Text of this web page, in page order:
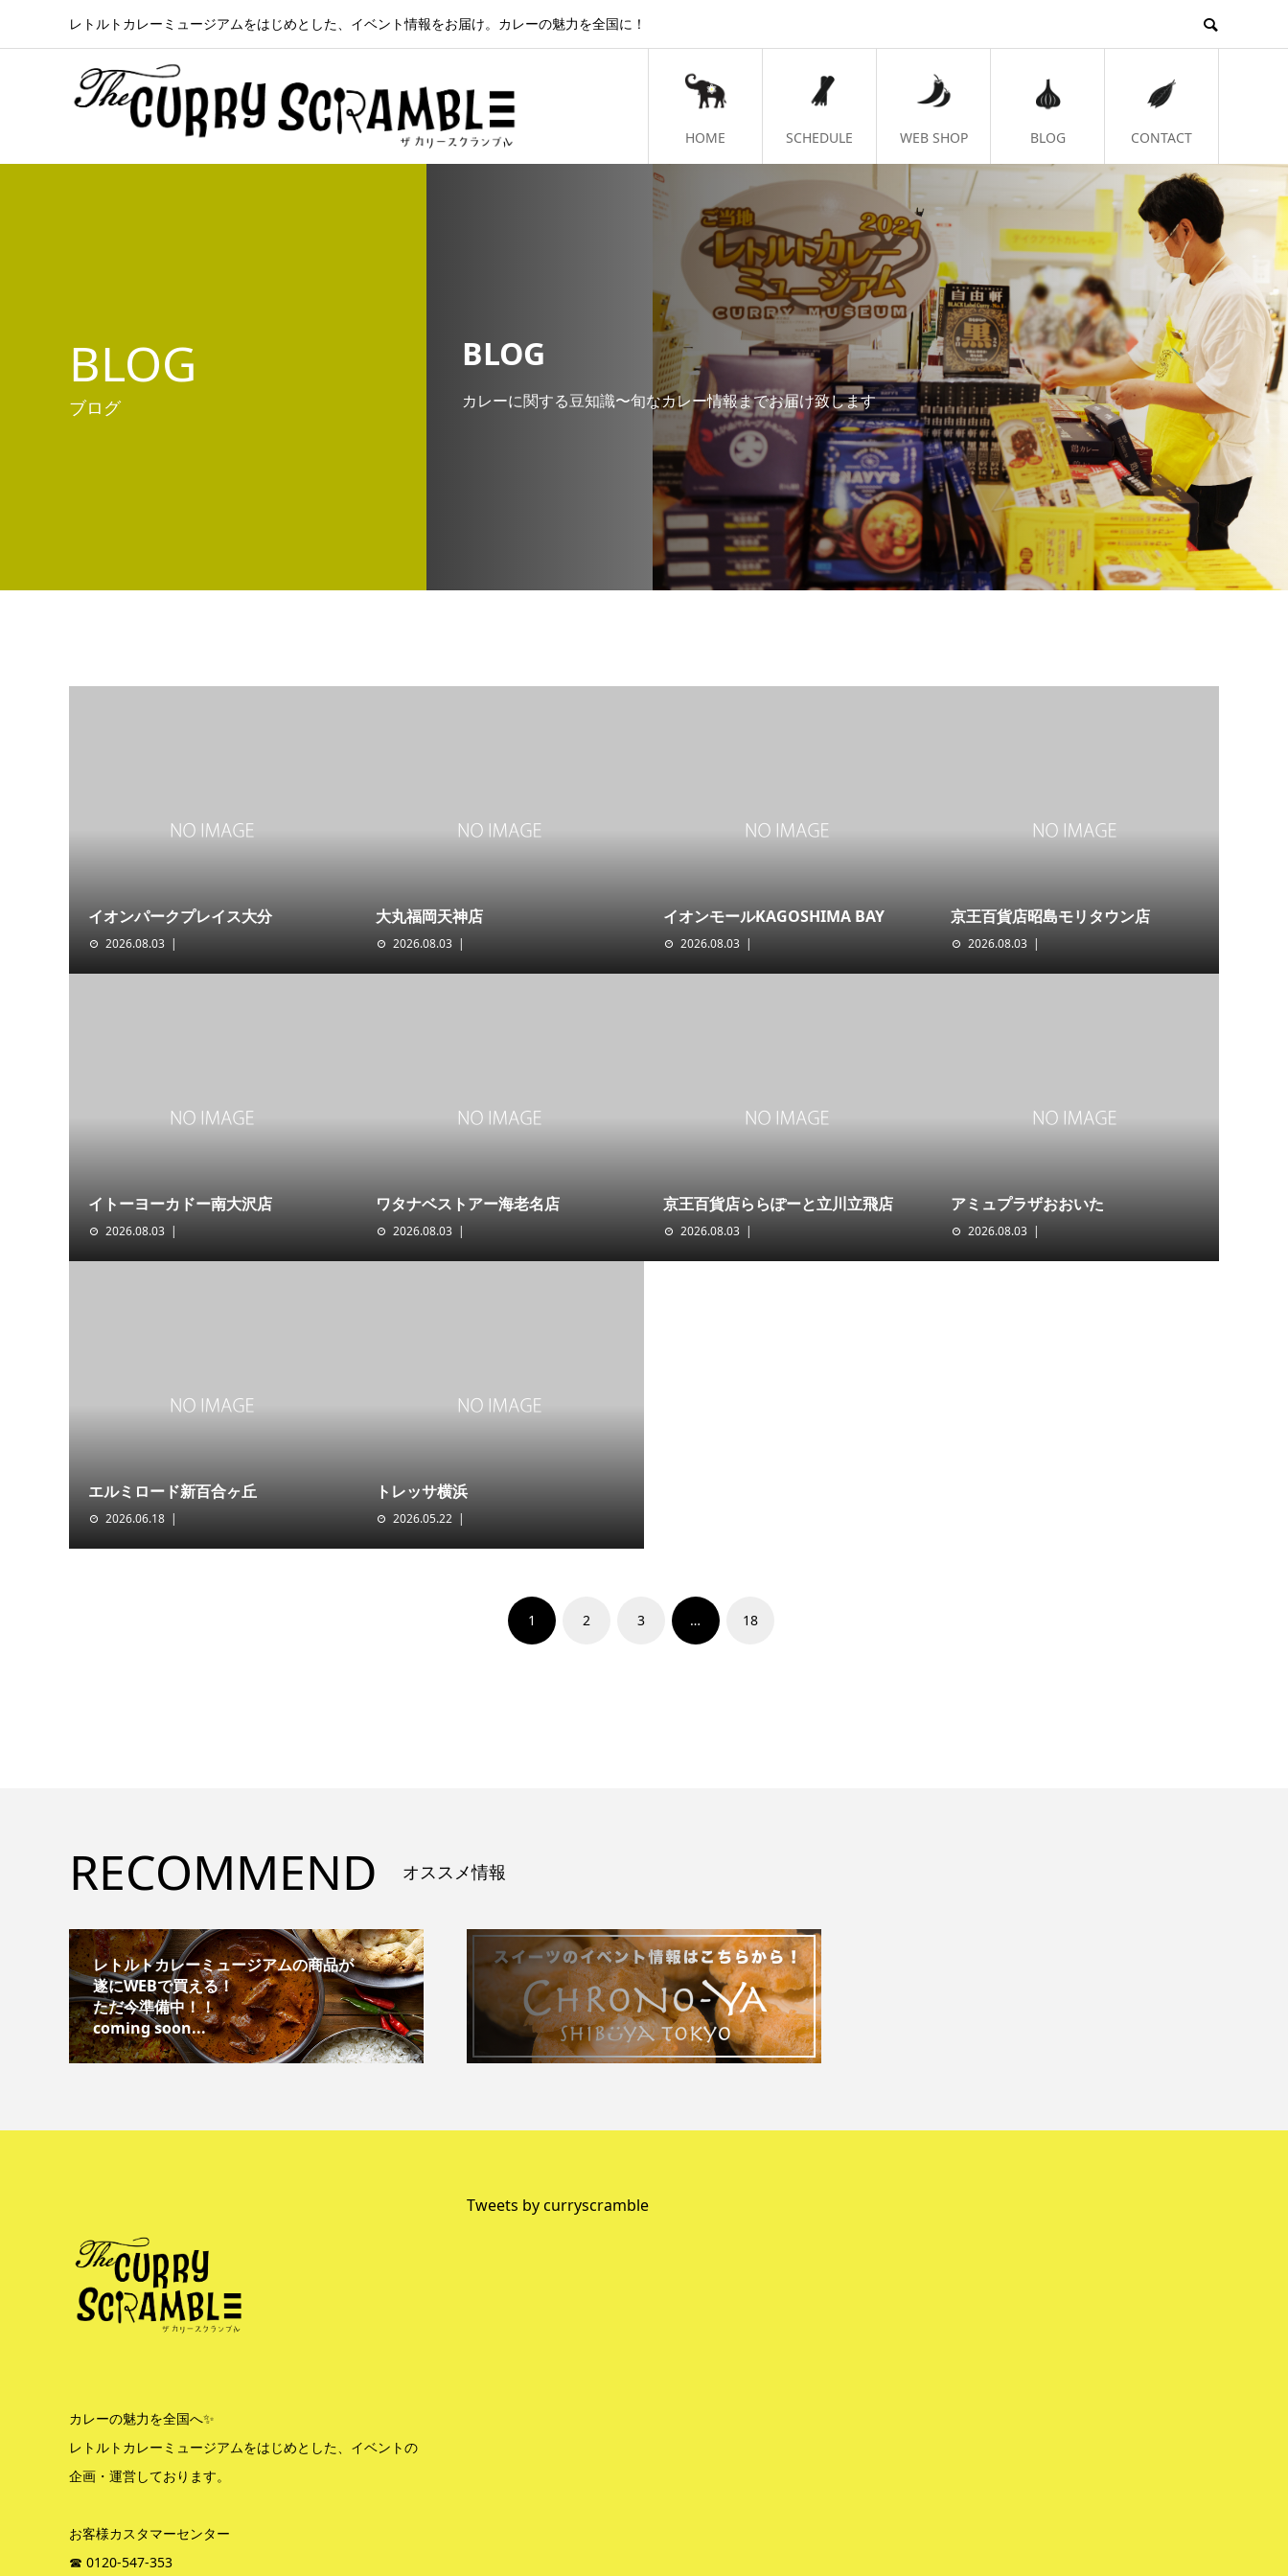
レトルトカレーミュージアムをはじめとした、イベント情報をお届け。カレーの魅力を全国に！
HOME SCHEDULE WEB SHOP BLOG CONTACT
BLOG
ブログ
BLOG
カレーに関する豆知識〜旬なカレー情報までお届け致します
イオンパークプレイス大分
2026.08.03
大丸福岡天神店
2026.08.03
イオンモールKAGOSHIMA BAY
2026.08.03
京王百貨店昭島モリタウン店
2026.08.03
イトーヨーカドー南大沢店
2026.08.03
ワタナベストアー海老名店
2026.08.03
京王百貨店ららぽーと立川立飛店
2026.08.03
アミュプラザおおいた
2026.08.03
エルミロード新百合ヶ丘
2026.06.18
トレッサ横浜
2026.05.22
1 2 3 … 18
RECOMMEND オススメ情報
レトルトカレーミュージアムの商品が
遂にWEBで買える！
ただ今準備中！！
coming soon...
カレーの魅力を全国へ✨
レトルトカレーミュージアムをはじめとした、イベントの
企画・運営しております。
お客様カスタマーセンター
☎︎ 0120-547-353
Tweets by curryscramble